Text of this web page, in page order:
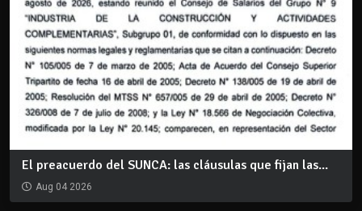
El preacuerdo del SUNCA: las cláusulas que fijan las...
Aug 04 2026